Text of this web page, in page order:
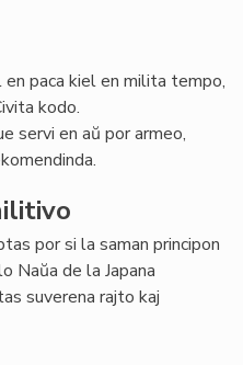
paca kiel en milita tempo,
kodo.
servi en aŭ por armeo,
por si la saman principon
Naŭa de la Japana
suverena rajto kaj